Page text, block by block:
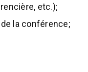
etc.);
la conférence;